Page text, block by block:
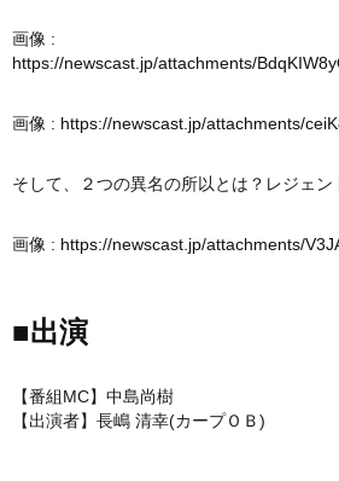
画像 :
https://newscast.jp/attachments/
画像 : https://newscast.jp/attachments/
そして、２つの異名の所以とは？レジェン
画像 : https://newscast.jp/attachments/
■出演
【番組MC】中島尚樹
【出演者】長嶋 清幸(カープＯＢ)